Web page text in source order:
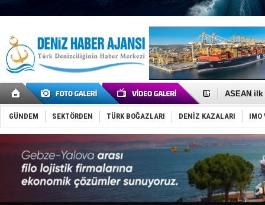
D-Marin,
Van’da
TAYK -
İstanbul
Tersane
İngiliz
FESCO,
DESE,
35 milyon
İnsansız
Yüzyıl
GÜNDEM SEKTÖRDEN TÜRK BOĞAZLARI DENİZ KAZALARI IMO